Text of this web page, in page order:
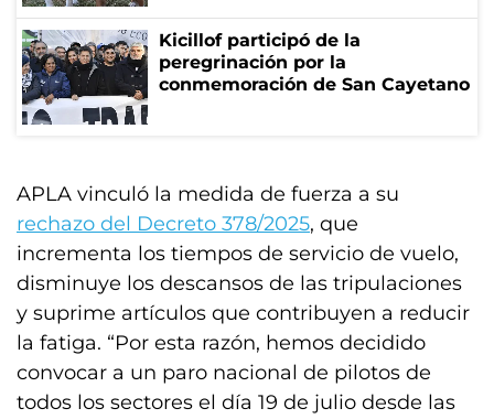
Kicillof participó de la
peregrinación por la
conmemoración de San Cayetano
APLA vinculó la medida de fuerza a su
rechazo del Decreto 378/2025, que
incrementa los tiempos de servicio de vuelo,
disminuye los descansos de las tripulaciones
y suprime artículos que contribuyen a reducir
la fatiga. “Por esta razón, hemos decidido
convocar a un paro nacional de pilotos de
todos los sectores el día 19 de julio desde las